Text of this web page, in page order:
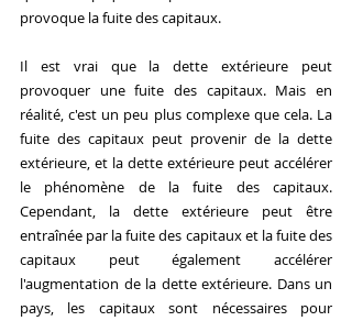
provoque la fuite des capitaux.
Il est vrai que la dette extérieure peut
provoquer une fuite des capitaux. Mais en
réalité, c'est un peu plus complexe que cela. La
fuite des capitaux peut provenir de la dette
extérieure, et la dette extérieure peut accélérer
le phénomène de la fuite des capitaux.
Cependant, la dette extérieure peut être
entraînée par la fuite des capitaux et la fuite des
capitaux peut également accélérer
l'augmentation de la dette extérieure. Dans un
pays, les capitaux sont nécessaires pour